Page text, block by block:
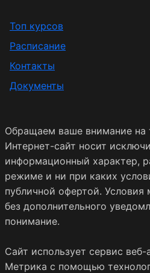
Топ курсов
Расписание
Контакты
Документы
Обращаем ваше внимание на
Интернет-сайт носит
информационный характер,
режиме и ни при каких
публичной офертой. Условия
без дополнительного
понимание.
Сайт использует сервис
Метрика с помощью